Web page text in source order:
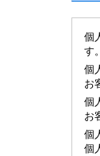
個
す
個
お
個
お
個
個